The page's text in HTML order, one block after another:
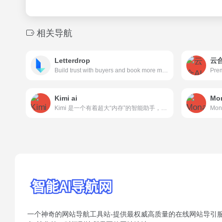
相关导航
Letterdrop
Build trust with buyers and book more meetings on LinkedIn through automated social selling. With no additional work.
云
Kimi ai
Kimi 是一个有着超大“内存”的智能助手，可以一口气读完二十万字的小说，还会上网冲浪，快来跟他聊聊吧 | Kimi.ai - Moonshot AI 出品的智能助手
一个神奇的网站导航工具站-提供最权威高质量的在线网站导引